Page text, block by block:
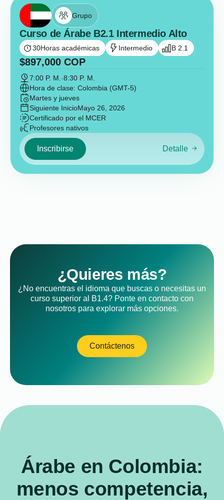
Grupo
Curso de Árabe B2.1 Intermedio Alto
30Horas académicas Intermedio B 2.1
$897,000 COP
7:00 P. M. -8:30 P. M.
Hora de clase: Colombia (GMT-5)
Martes y jueves
Siguiente InicioMayo 26, 2026
Certificado por el MCER
Profesores nativos
Inscribirse Detalle
¿Quieres más?
¿No encuentras el idioma que buscas o necesitas un
curso superior al B1.4? Ponte en contacto con
nosotros para explorar más opciones.
Contáctenos
Árabe en Colombia:
menos competencia,